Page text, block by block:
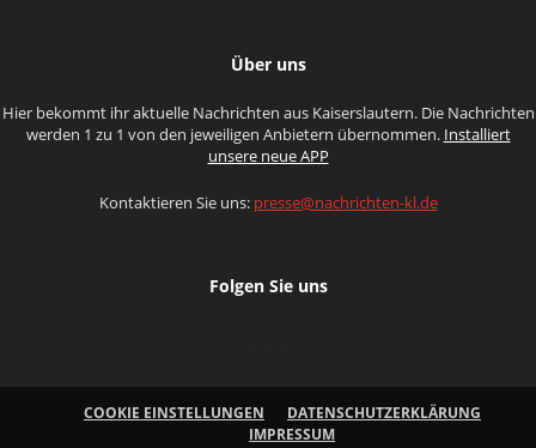
Über uns
Hier bekommt ihr aktuelle Nachrichten aus Kaiserslautern. Die Nachrichten
werden 1 zu 1 von den jeweiligen Anbietern übernommen. Installiert
unsere neue APP
Kontaktieren Sie uns: presse@nachrichten-kl.de
Folgen Sie uns
COOKIE EINSTELLUNGEN
DATENSCHUTZERKLÄRUNG
IMPRESSUM